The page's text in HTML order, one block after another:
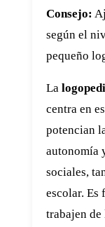
Consejo:
según el
pequeño
La
centra en
potencian
autonomía
sociales,
escolar. Es
trabajen de